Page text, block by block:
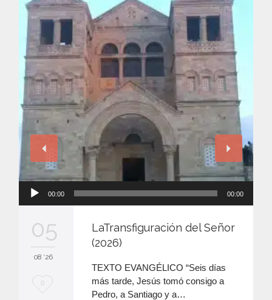
00:00 00:00
05
08 '26
M
0
LaTransfiguración del Señor
(2026)
TEXTO EVANGÉLICO “Seis días
más tarde, Jesús tomó consigo a
Pedro, a Santiago y a…